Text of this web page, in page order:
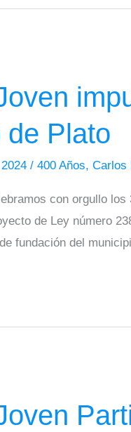
de Plato
/ 400 Años, Carlos
con orgullo
de Ley número
fundación del